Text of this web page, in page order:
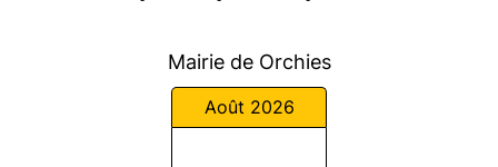
Mairie de Orchies
Août 2026